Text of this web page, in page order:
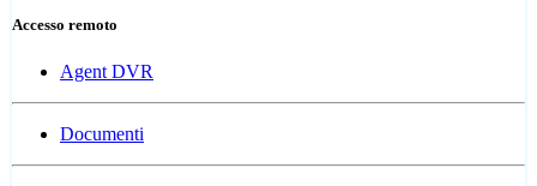
Accesso remoto
Agent DVR
Documenti